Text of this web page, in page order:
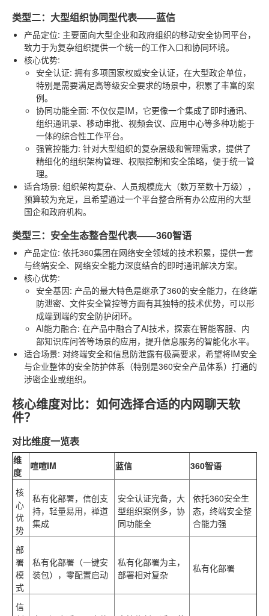
类型二：大型组织协同型代表——蓝信
产品定位: 主要面向大型企业和政府组织的移动安全协同平台，
致力于为复杂组织提供一个统一的工作入口和协同环境。
核心优势:
安全认证: 拥有多项国家权威安全认证，在大型政企单位，
特别是需要满足高等级安全要求的场景中，积累了丰富的案
例。
协同功能全面: 不仅仅是IM，它更像一个集成了即时通讯、
组织通讯录、移动审批、视频会议、应用中心等多种功能于
一体的综合性工作平台。
强管控能力: 针对大型组织的复杂层级和管理需求，提供了
精细化的组织架构管理、权限控制和安全策略，便于统一管
理。
适合场景: 组织架构复杂、人员规模庞大（数万至数十万级），
预算较为充足，且希望通过一个平台整合所有办公应用的大型
国企和政府机构。
类型三：安全生态整合型代表——360智语
产品定位: 依托360集团在网络安全领域的技术积累，提供一套
与终端安全、网络安全能力深度结合的即时通讯解决方案。
核心优势:
安全基因: 产品的最大特色是继承了360的安全能力，在终端
防泄密、文件安全管控等方面有其独特的技术优势，可以形
成端到端的安全防护闭环。
AI能力融合: 在产品中融合了AI技术，探索在智能客服、内
部知识库问答等场景的应用，提升信息服务的智能化水平。
适合场景: 对终端安全和信息防泄露有极高要求，希望将IM安全
与企业整体的安全防护体系（特别是360安全产品体系）打通的
涉密企业或组织。
核心维度对比：如何选择合适的内网聊天软
件？
对比维度一览表
维
度
喧喧IM 蓝信 360智语
核
心
优
势
私有化部署，信创支
持，轻量易用，禅道
集成
安全认证完备，大
型组织案例多，协
同功能全
依托360安全生
态，终端安全整
合能力强
部
署
模
式
私有化部署（一键安
装包），零配置启动
私有化部署为主，
部署相对复杂
私有化部署
信